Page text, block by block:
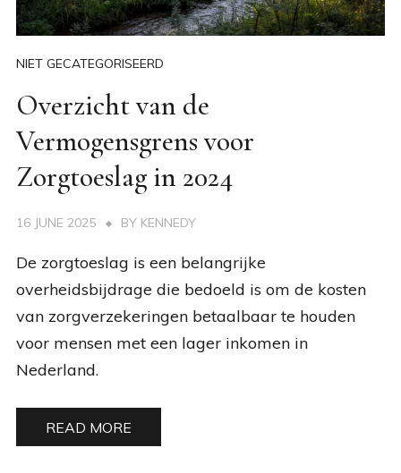
NIET GECATEGORISEERD
Overzicht van de
Vermogensgrens voor
Zorgtoeslag in 2024
16 JUNE 2025 BY KENNEDY
De zorgtoeslag is een belangrijke
overheidsbijdrage die bedoeld is om de kosten
van zorgverzekeringen betaalbaar te houden
voor mensen met een lager inkomen in
Nederland.
READ MORE